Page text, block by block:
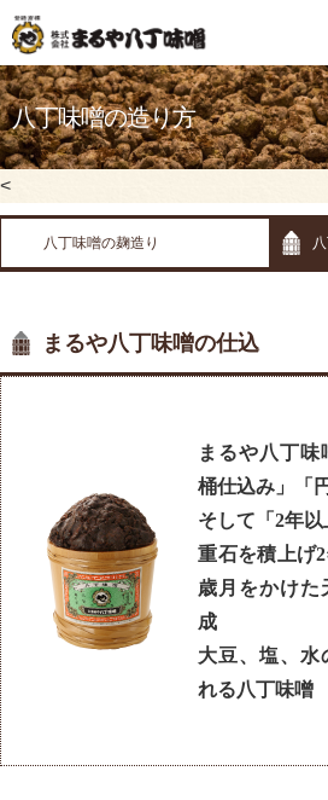
八丁味噌の造り方
<
八丁味噌の麹造り
まるや八丁味噌の仕込
まるや八丁味
桶仕込み」「
そして「2年以
重石を積上げ
歳月をかけた
成
大豆、塩、水
れる八丁味噌